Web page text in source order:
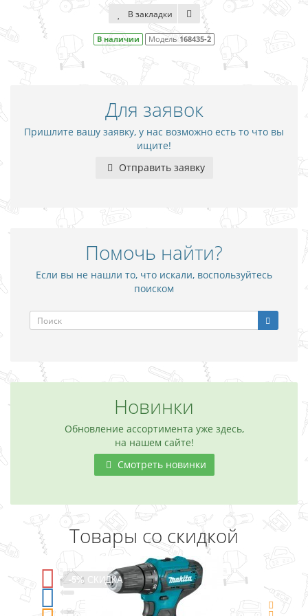
В закладки
В наличии Модель 168435-2
Для заявок
Пришлите вашу заявку, у нас возможно есть то что вы
ищите!
Отправить заявку
Помочь найти?
Если вы не нашли то, что искали, воспользуйтесь
поиском
Новинки
Обновление ассортимента уже здесь,
на нашем сайте!
Смотреть новинки
Товары со скидкой
-5%СКИДКА